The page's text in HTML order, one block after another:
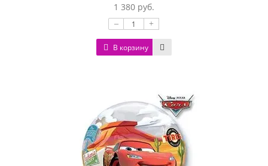
1 380 руб.
– +
В корзину